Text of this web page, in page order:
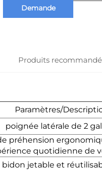
Demande
Produits
Paramètres/
poignée latérale de 2
préhension
quotidienne de
jetable et